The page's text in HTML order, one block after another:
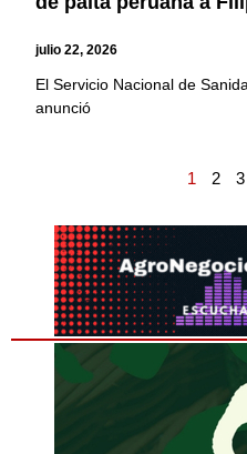
julio 22, 2026
El Servicio Nacional de
anunció
1 2 3